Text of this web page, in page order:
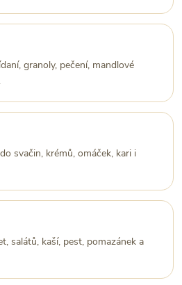
granoly, pečení, mandlové
svačin, krémů, omáček, kari i
salátů, kaší, pest, pomazánek a